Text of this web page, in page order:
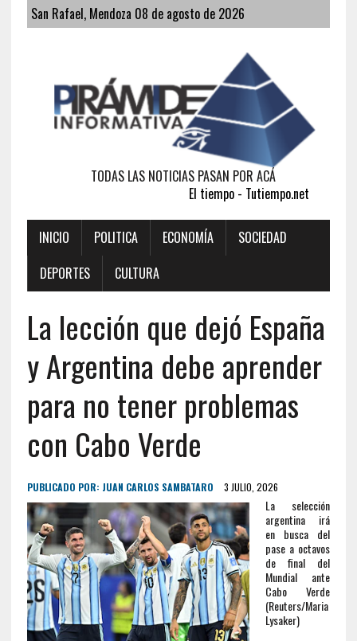
San Rafael, Mendoza 08 de agosto de 2026
TODAS LAS NOTICIAS PASAN POR ACÁ
El tiempo - Tutiempo.net
INICIO POLITICA ECONOMÍA
SOCIEDAD
DEPORTES
CULTURA
La lección que dejó España
y Argentina debe aprender
para no tener problemas
con Cabo Verde
PUBLICADO POR: JUAN CARLOS SAMBATARO 3 JULIO, 2026
La selección
argentina irá
en busca del
pase a octavos
de final del
Mundial ante
Cabo Verde
(Reuters/Maria
Lysaker)